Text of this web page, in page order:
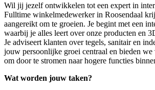
Wil jij jezelf ontwikkelen tot een expert in
Fulltime winkelmedewerker in Roosendaal
aangereikt om te groeien. Je begint met een
waarbij je alles leert over onze producten en
Je adviseert klanten over tegels, sanitair en
jouw persoonlijke groei centraal en bieden
om door te stromen naar hogere functies
Wat worden jouw taken?